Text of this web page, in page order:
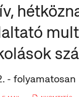
- folyamatosan